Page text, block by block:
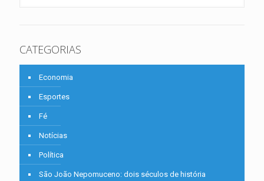
CATEGORIAS
Economia
Esportes
Fé
Notícias
Política
São João Nepomuceno: dois séculos de história